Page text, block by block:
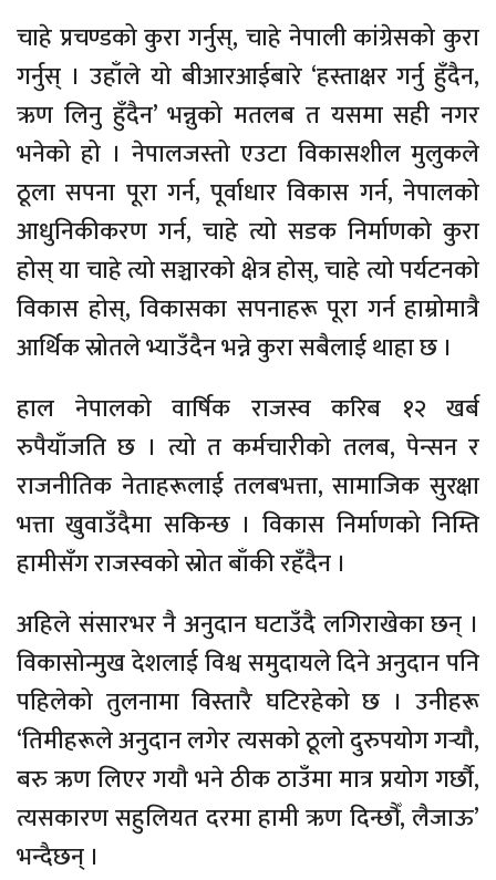
चाहे प्रचण्डको कुरा गर्नुस्, चाहे नेपाली कांग्रेसको कुरा
गर्नुस् । उहाँले यो बीआरआईबारे ‘हस्ताक्षर गर्नु हुँदैन,
ऋण लिनु हुँदैन’ भन्नुको मतलब त यसमा सही नगर
भनेको हो । नेपालजस्तो एउटा विकासशील मुलुकले
ठूला सपना पूरा गर्न, पूर्वाधार विकास गर्न, नेपालको
आधुनिकीकरण गर्न, चाहे त्यो सडक निर्माणको कुरा
होस् या चाहे त्यो सञ्चारको क्षेत्र होस्, चाहे त्यो पर्यटनको
विकास होस्, विकासका सपनाहरू पूरा गर्न हाम्रोमात्रै
आर्थिक स्रोतले भ्याउँदैन भन्ने कुरा सबैलाई थाहा छ ।
हाल नेपालको वार्षिक राजस्व करिब १२ खर्ब
रुपैयाँजति छ । त्यो त कर्मचारीको तलब, पेन्सन र
राजनीतिक नेताहरूलाई तलबभत्ता, सामाजिक सुरक्षा
भत्ता खुवाउँदैमा सकिन्छ । विकास निर्माणको निम्ति
हामीसँग राजस्वको स्रोत बाँकी रहँदैन ।
अहिले संसारभर नै अनुदान घटाउँदै लगिराखेका छन् ।
विकासोन्मुख देशलाई विश्व समुदायले दिने अनुदान पनि
पहिलेको तुलनामा विस्तारै घटिरहेको छ । उनीहरू
‘तिमीहरूले अनुदान लगेर त्यसको ठूलो दुरुपयोग गर्‍यौ,
बरु ऋण लिएर गयौ भने ठीक ठाउँमा मात्र प्रयोग गर्छौ,
त्यसकारण सहुलियत दरमा हामी ऋण दिन्छौँ, लैजाऊ’
भन्दैछन् ।